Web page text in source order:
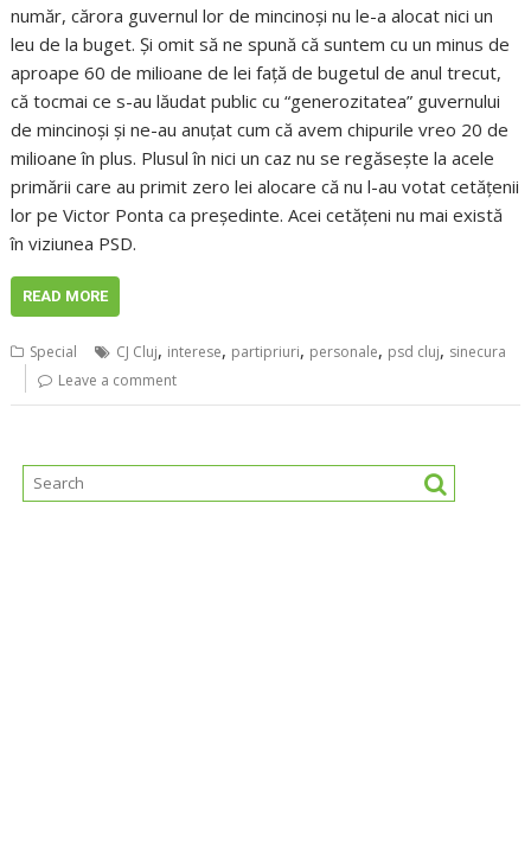
număr, cărora guvernul lor de mincinoși nu le-a alocat nici un
leu de la buget. Și omit să ne spună că suntem cu un minus de
aproape 60 de milioane de lei față de bugetul de anul trecut,
că tocmai ce s-au lăudat public cu “generozitatea” guvernului
de mincinoși și ne-au anuțat cum că avem chipurile vreo 20 de
milioane în plus. Plusul în nici un caz nu se regăsește la acele
primării care au primit zero lei alocare că nu l-au votat cetățenii
lor pe Victor Ponta ca președinte. Acei cetățeni nu mai există
în viziunea PSD.
READ MORE
Special CJ Cluj, interese, partipriuri, personale, psd cluj, sinecura
Leave a comment